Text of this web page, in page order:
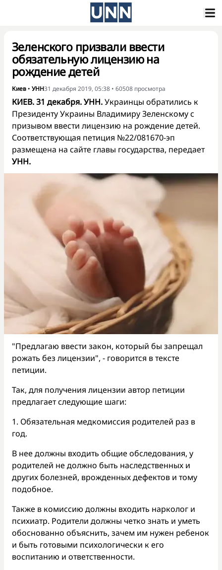
Зеленского призвали ввести
обязательную лицензию на
рождение детей
Киев • УНН31 декабря 2019, 05:38 • 60508 просмотра
КИЕВ. 31 декабря. УНН.Украинцы обратились к
Президенту Украины Владимиру Зеленскому с
призывом ввести лицензию на рождение детей.
Соответствующая петиция №22/081670-эп
размещена на сайте главы государства, передает
УНН.
"Предлагаю ввести закон, который бы запрещал
рожать без лицензии", - говорится в тексте
петиции.
Так, для получения лицензии автор петиции
предлагает следующие шаги:
1. Обязательная медкомиссия родителей раз в
год.
В нее должны входить общие обследования, у
родителей не должно быть наследственных и
других болезней, врожденных дефектов и тому
подобное.
Также в комиссию должны входить нарколог и
психиатр. Родители должны четко знать и уметь
обоснованно объяснить, зачем им нужен ребенок
и быть готовыми психологически к его
воспитанию и ответственности.